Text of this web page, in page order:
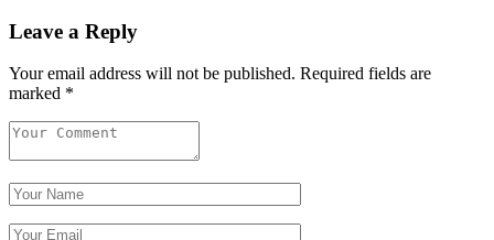
Leave a Reply
Your email address will not be published. Required fields are
marked *